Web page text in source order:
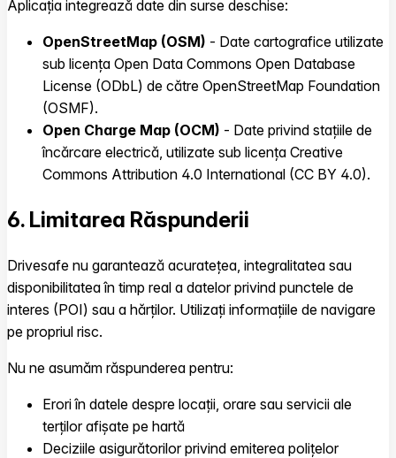
Aplicația integrează date din surse deschise:
OpenStreetMap (OSM) - Date cartografice utilizate
sub licența Open Data Commons Open Database
License (ODbL) de către OpenStreetMap Foundation
(OSMF).
Open Charge Map (OCM) - Date privind stațiile de
încărcare electrică, utilizate sub licența Creative
Commons Attribution 4.0 International (CC BY 4.0).
6. Limitarea Răspunderii
Drivesafe nu garantează acuratețea, integralitatea sau
disponibilitatea în timp real a datelor privind punctele de
interes (POI) sau a hărților. Utilizați informațiile de navigare
pe propriul risc.
Nu ne asumăm răspunderea pentru:
Erori în datele despre locații, orare sau servicii ale
terților afișate pe hartă
Deciziile asigurătorilor privind emiterea polițelor